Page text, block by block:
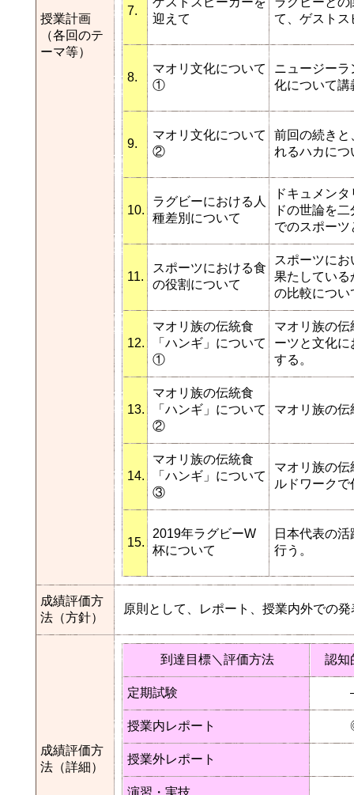
授業計画
（各回のテ
ーマ等）
7.
迎えて
て、ゲストス
8.
マオリ文化について
①
ニュージー
化について講
9.
マオリ文化について
②
前回の続きと
れるハカにつ
10.
ラグビーにおける人
種差別について
ドキュメン
ドの世論を
でのスポーツ
11.
スポーツにおける食
の役割について
スポーツに
果たしている
の比較につい
12.
マオリ族の伝統食
「ハンギ」について
①
マオリ族の
ーツと文化
する。
13.
マオリ族の伝統食
「ハンギ」について
②
マオリ族の
14.
マオリ族の伝統食
「ハンギ」について
③
マオリ族の
ルドワーク
15.
2019年ラグビーW
杯について
日本代表の
行う。
成績評価方
法（方針）
原則として、レポート、授業内外での
成績評価方
法（詳細）
到達目標＼評価方法 認知
定期試験
授業内レポート
授業外レポート
演習・実技